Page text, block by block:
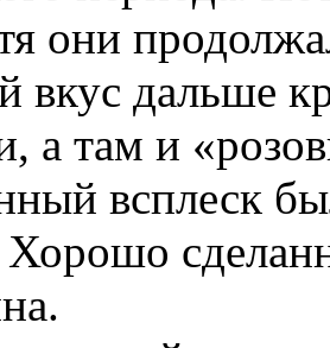
они
вкус дальше
а там и
всплеск
Хорошо